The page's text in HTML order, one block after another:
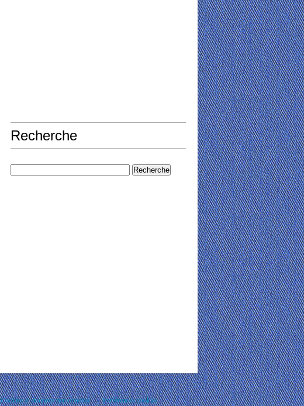
Recherche
Cookies et données personnelles Préférences cookies